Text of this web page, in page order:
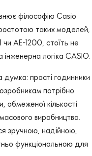
філософію Casio
таких моделей,
AE-1200, стоїть не
логіка CASIO.
думка: прості годинники
потрібно
обмеженої кількості
виробництва.
зручною, надійною,
функціональною для